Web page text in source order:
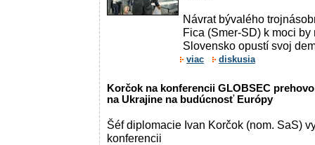
Návrat bývalého
Fica (Smer-SD) k moci
Slovensko opustí svoj
viac diskusia
Korčok na konferencii GLOBSEC
na Ukrajine na budúcnosť Európy
Šéf diplomacie Ivan Korčok (nom. SaS)
konferencii